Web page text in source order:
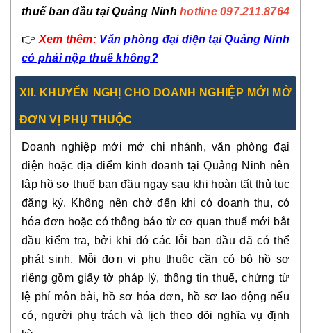
thuế ban đầu tại Quảng Ninh hotline 097.211.8764
👉 Xem thêm: Văn phòng đại diện tại Quảng Ninh
có phải nộp thuế không?
XII. KHUYẾN NGHỊ CHO DOANH NGHIỆP MỚI MỞ
ĐƠN VỊ PHỤ THUỘC
Doanh nghiệp mới mở chi nhánh, văn phòng đại
diện hoặc địa điểm kinh doanh tại Quảng Ninh nên
lập hồ sơ thuế ban đầu ngay sau khi hoàn tất thủ tục
đăng ký. Không nên chờ đến khi có doanh thu, có
hóa đơn hoặc có thông báo từ cơ quan thuế mới bắt
đầu kiểm tra, bởi khi đó các lỗi ban đầu đã có thể
phát sinh. Mỗi đơn vị phụ thuộc cần có bộ hồ sơ
riêng gồm giấy tờ pháp lý, thông tin thuế, chứng từ
lệ phí môn bài, hồ sơ hóa đơn, hồ sơ lao động nếu
có, người phụ trách và lịch theo dõi nghĩa vụ định